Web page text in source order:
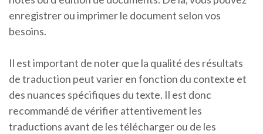
enregistrer ou imprimer le document selon vos
besoins.
Il est important de noter que la qualité des résultats
de traduction peut varier en fonction du contexte et
des nuances spécifiques du texte. Il est donc
recommandé de vérifier attentivement les
traductions avant de les télécharger ou de les